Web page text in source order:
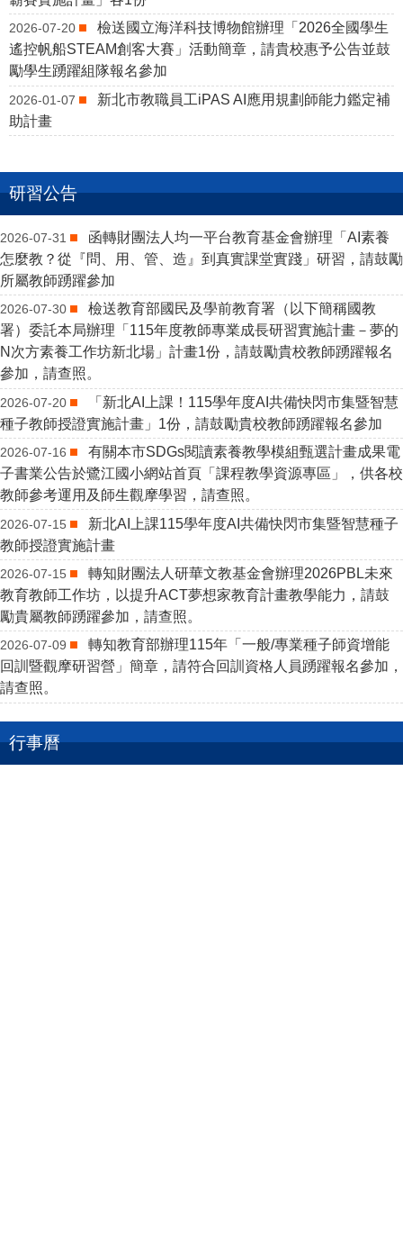
2026-07-20
檢送國立海洋科技博物館辦理「2026全國學生
遙控帆船STEAM創客大賽」活動簡章，請貴校惠予公告並鼓
勵學生踴躍組隊報名參加
2026-01-07
新北市教職員工iPAS AI應用規劃師能力鑑定補
助計畫
研習公告
2026-07-31
函轉財團法人均一平台教育基金會辦理「AI素養
怎麼教？從『問、用、管、造』到真實課堂實踐」研習，請鼓勵
所屬教師踴躍參加
2026-07-30
檢送教育部國民及學前教育署（以下簡稱國教
署）委託本局辦理「115年度教師專業成長研習實施計畫－夢的
N次方素養工作坊新北場」計畫1份，請鼓勵貴校教師踴躍報名
參加，請查照。
2026-07-20
「新北AI上課！115學年度AI共備快閃市集暨智慧
種子教師授證實施計畫」1份，請鼓勵貴校教師踴躍報名參加
2026-07-16
有關本市SDGs閱讀素養教學模組甄選計畫成果電
子書業公告於鷺江國小網站首頁「課程教學資源專區」，供各校
教師參考運用及師生觀摩學習，請查照。
2026-07-15
新北AI上課115學年度AI共備快閃市集暨智慧種子
教師授證實施計畫
2026-07-15
轉知財團法人研華文教基金會辦理2026PBL未來
教育教師工作坊，以提升ACT夢想家教育計畫教學能力，請鼓
勵貴屬教師踴躍參加，請查照。
2026-07-09
轉知教育部辦理115年「一般/專業種子師資增能
回訓暨觀摩研習營」簡章，請符合回訓資格人員踴躍報名參加，
請查照。
行事曆